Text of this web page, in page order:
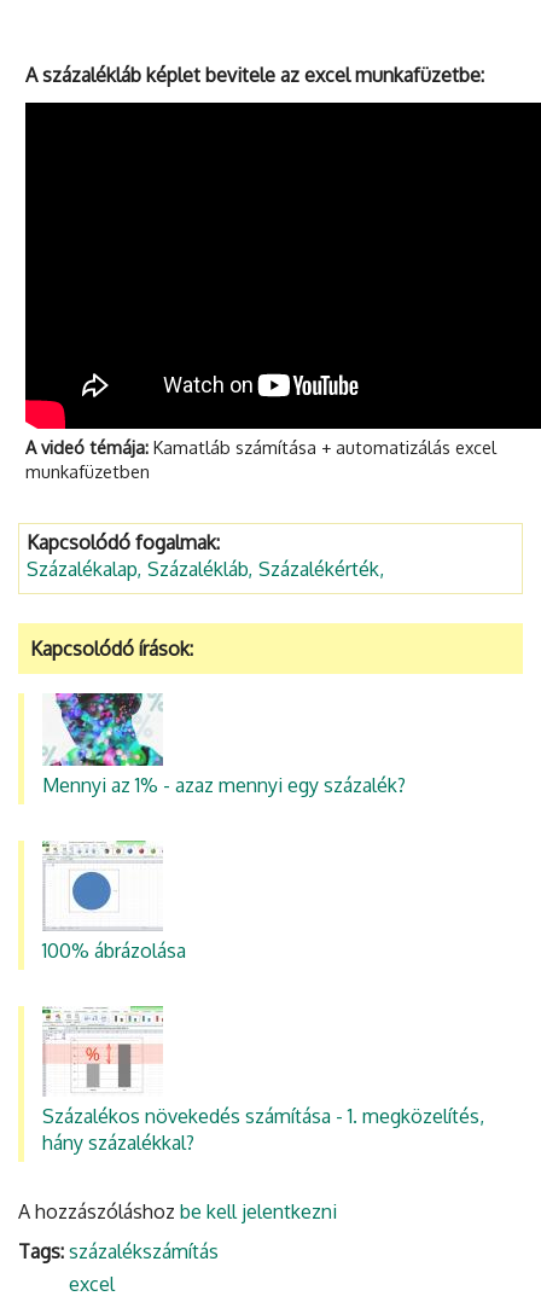
A százalékláb képlet bevitele az excel munkafüzetbe:
Kamatláb számítása + automatizálás excel
munkafüzetben
Kapcsolódó fogalmak:
Százalékalap Százalékláb Százalékérték
Kapcsolódó írások:
Mennyi az 1% - azaz mennyi egy százalék?
100% ábrázolása
Százalékos növekedés számítása - 1. megközelítés,
hány százalékkal?
A hozzászóláshoz be kell jelentkezni
Tags: százalékszámítás
excel